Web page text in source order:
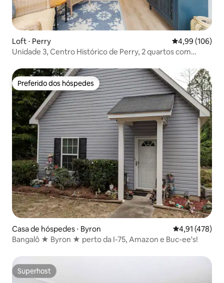
Loft ⋅ Perry 4,99 de uma
4,99 (106)
Unidade 3, Centro Histórico de Perry, 2 quartos com
Preferido dos hóspedes
Preferido dos hóspedes
Casa de hóspedes ⋅ Byron 4,91 de uma
4,91 (478)
Bangalô ★ Byron ★ perto da I-75, Amazon e Buc-ee's!
Superhost
Superhost